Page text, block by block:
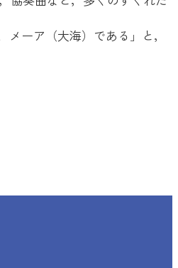
ーア（大海）である」と，